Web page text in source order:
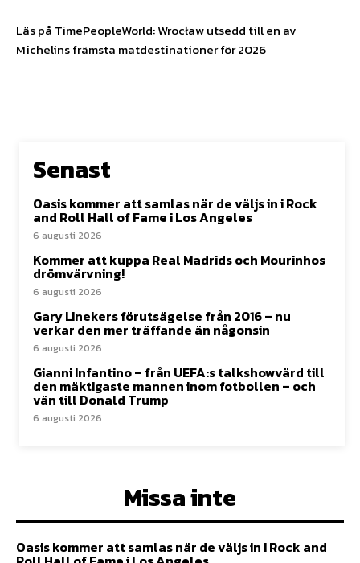
Läs på TimePeopleWorld: Wrocław utsedd till en av
Michelins främsta matdestinationer för 2026
Senast
Oasis kommer att samlas när de väljs in i Rock
and Roll Hall of Fame i Los Angeles
6 augusti 2026
Kommer att kuppa Real Madrids och Mourinhos
drömvärvning!
6 augusti 2026
Gary Linekers förutsägelse från 2016 – nu
verkar den mer träffande än någonsin
6 augusti 2026
Gianni Infantino – från UEFA:s talkshowvärd till
den mäktigaste mannen inom fotbollen – och
vän till Donald Trump
6 augusti 2026
Missa inte
Oasis kommer att samlas när de väljs in i Rock and